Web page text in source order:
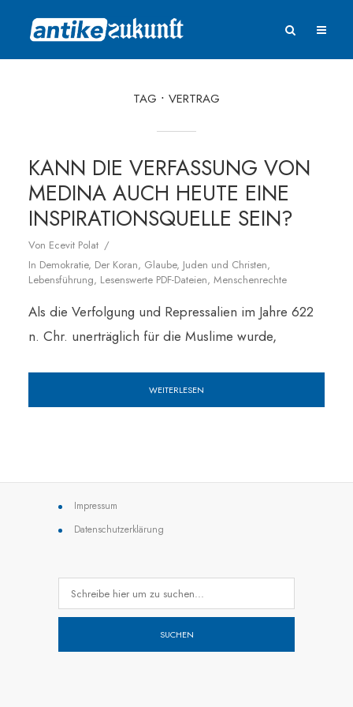
TAG VERTRAG
KANN DIE VERFASSUNG VON
MEDINA AUCH HEUTE EINE
INSPIRATIONSQUELLE SEIN?
Von Ecevit Polat
In Demokratie, Der Koran, Glaube, Juden und Christen,
Lebensführung, Lesenswerte PDF-Dateien, Menschenrechte
Als die Verfolgung und Repressalien im Jahre 622
n. Chr. unerträglich für die Muslime wurde,
WEITERLESEN
Impressum
Datenschutzerklärung
SUCHEN